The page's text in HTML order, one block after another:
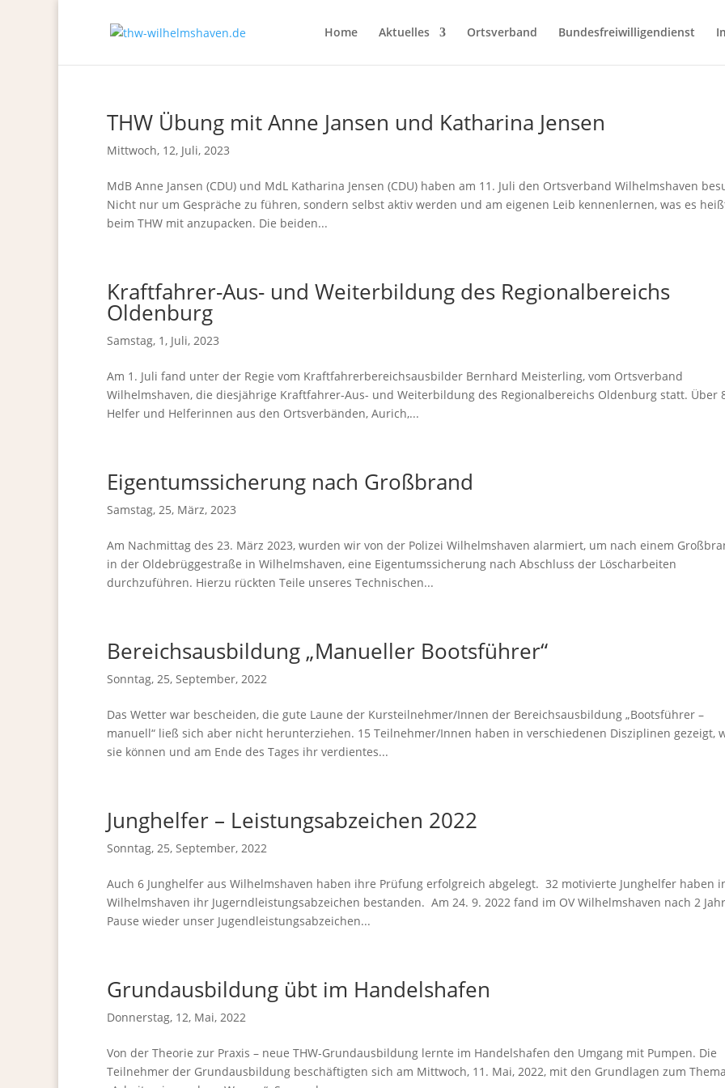
Home Aktuelles Ortsverband Bundesfreiwilligendienst
THW Übung mit Anne Jansen und Katharina Jensen
Mittwoch, 12, Juli, 2023
MdB Anne Jansen (CDU) und MdL Katharina Jensen (CDU) haben am 11. Juli den Ortsverband Wilhelmshaven
Nicht nur um Gespräche zu führen, sondern selbst aktiv werden und am eigenen Leib kennenlernen, was es
beim THW mit anzupacken. Die beiden...
Kraftfahrer-Aus- und Weiterbildung des Regionalbereichs
Oldenburg
Samstag, 1, Juli, 2023
Am 1. Juli fand unter der Regie vom Kraftfahrerbereichsausbilder Bernhard Meisterling, vom Ortsverband
Wilhelmshaven, die diesjährige Kraftfahrer-Aus- und Weiterbildung des Regionalbereichs Oldenburg statt. Über
Helfer und Helferinnen aus den Ortsverbänden, Aurich,...
Eigentumssicherung nach Großbrand
Samstag, 25, März, 2023
Am Nachmittag des 23. März 2023, wurden wir von der Polizei Wilhelmshaven alarmiert, um nach einem
in der Oldebrüggestraße in Wilhelmshaven, eine Eigentumssicherung nach Abschluss der Löscharbeiten
durchzuführen. Hierzu rückten Teile unseres Technischen...
Bereichsausbildung „Manueller Bootsführer“
Sonntag, 25, September, 2022
Das Wetter war bescheiden, die gute Laune der Kursteilnehmer/Innen der Bereichsausbildung „Bootsführer –
manuell“ ließ sich aber nicht herunterziehen. 15 Teilnehmer/Innen haben in verschiedenen Disziplinen gezeigt,
sie können und am Ende des Tages ihr verdientes...
Junghelfer – Leistungsabzeichen 2022
Sonntag, 25, September, 2022
Auch 6 Junghelfer aus Wilhelmshaven haben ihre Prüfung erfolgreich abgelegt. 32 motivierte Junghelfer haben
Wilhelmshaven ihr Jugerndleistungsabzeichen bestanden. Am 24. 9. 2022 fand im OV Wilhelmshaven nach 2
Pause wieder unser Jugendleistungsabzeichen...
Grundausbildung übt im Handelshafen
Donnerstag, 12, Mai, 2022
Von der Theorie zur Praxis – neue THW-Grundausbildung lernte im Handelshafen den Umgang mit Pumpen. Die
Teilnehmer der Grundausbildung beschäftigten sich am Mittwoch, 11. Mai, 2022, mit den Grundlagen zum Thema